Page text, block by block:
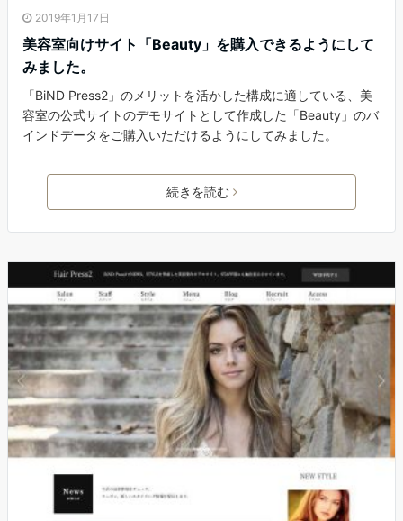
2019年1月17日
美容室向けサイト「Beauty」を購入できるようにして
みました。
「BiND Press2」のメリットを活かした構成に適している、美
容室の公式サイトのデモサイトとして作成した「Beauty」のバ
インドデータをご購入いただけるようにしてみました。
続きを読む